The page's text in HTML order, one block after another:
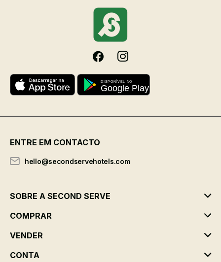
ENTRE EM CONTACTO
hello@secondservehotels.com
SOBRE A SECOND SERVE
COMPRAR
VENDER
CONTA